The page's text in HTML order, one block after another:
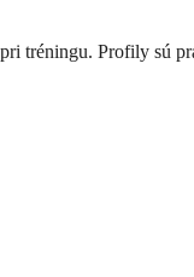
tréningu. Profily sú